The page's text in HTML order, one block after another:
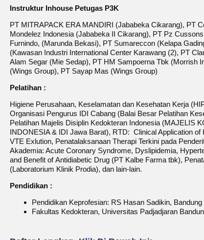
Instruktur Inhouse Petugas P3K
PT MITRAPACK ERA MANDIRI (Jababeka Cikarang), PT
Mondelez Indonesia (Jababeka II Cikarang), PT Pz
Furnindo, (Marunda Bekasi), PT Sumareccon (Kelapa
(Kawasan Industri International Center Karawang (2), PT
Alam Segar (Mie Sedap), PT HM Sampoerna Tbk (Morrish
(Wings Group), PT Sayap Mas (Wings Group)
Pelatihan :
Higiene Perusahaan, Keselamatan dan Kesehatan Kerja
Organisasi Pengurus IDI Cabang (Balai Besar Pelatihan
Pelatihan Majelis Disiplin Kedokteran Indonesia (MAJELIS
INDONESIA & IDI Jawa Barat), RTD: Clinical Application
VTE Exlution, Penatalaksanaan Therapi Terkini pada
Akademia: Acute Coronary Syndrome, Dyslipidemia,
and Benefit of Antidiabetic Drug (PT Kalbe Farma tbk),
(Laboratorium Klinik Prodia), dan lain-lain.
Pendidikan :
Pendidikan Keprofesian: RS Hasan Sadikin, Bandung
Fakultas Kedokteran, Universitas Padjadjaran